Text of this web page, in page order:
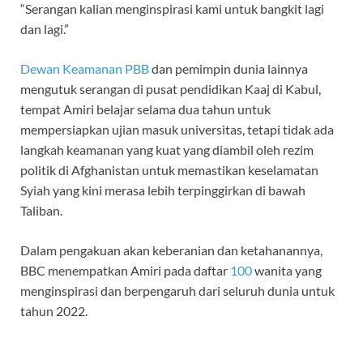
“Serangan kalian menginspirasi kami untuk bangkit lagi
dan lagi.”
Dewan Keamanan PBBdan pemimpin dunia lainnya
mengutuk serangan di pusat pendidikan Kaaj di Kabul,
tempat Amiri belajar selama dua tahun untuk
mempersiapkan ujian masuk universitas, tetapi tidak ada
langkah keamanan yang kuat yang diambil oleh rezim
politik di Afghanistan untuk memastikan keselamatan
Syiah yang kini merasa lebih terpinggirkan di bawah
Taliban.
Dalam pengakuan akan keberanian dan ketahanannya,
BBC menempatkan Amiri pada daftar 100wanita yang
menginspirasi dan berpengaruh dari seluruh dunia untuk
tahun 2022.